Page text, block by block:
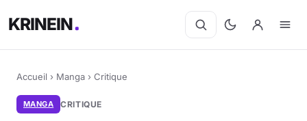
KRINEIN
Accueil › Manga › Critique
MANGA CRITIQUE